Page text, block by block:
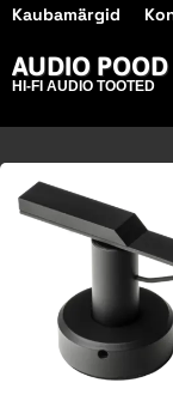
Kaubamärgid
AUDIO POOD
HI-FI AUDIO TOOTED